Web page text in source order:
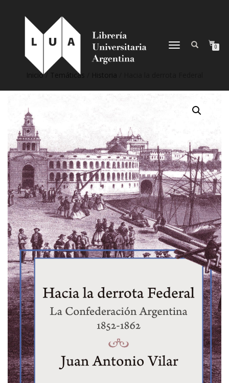
NAVEGACIÓN
0
Inicio/ Temáticas